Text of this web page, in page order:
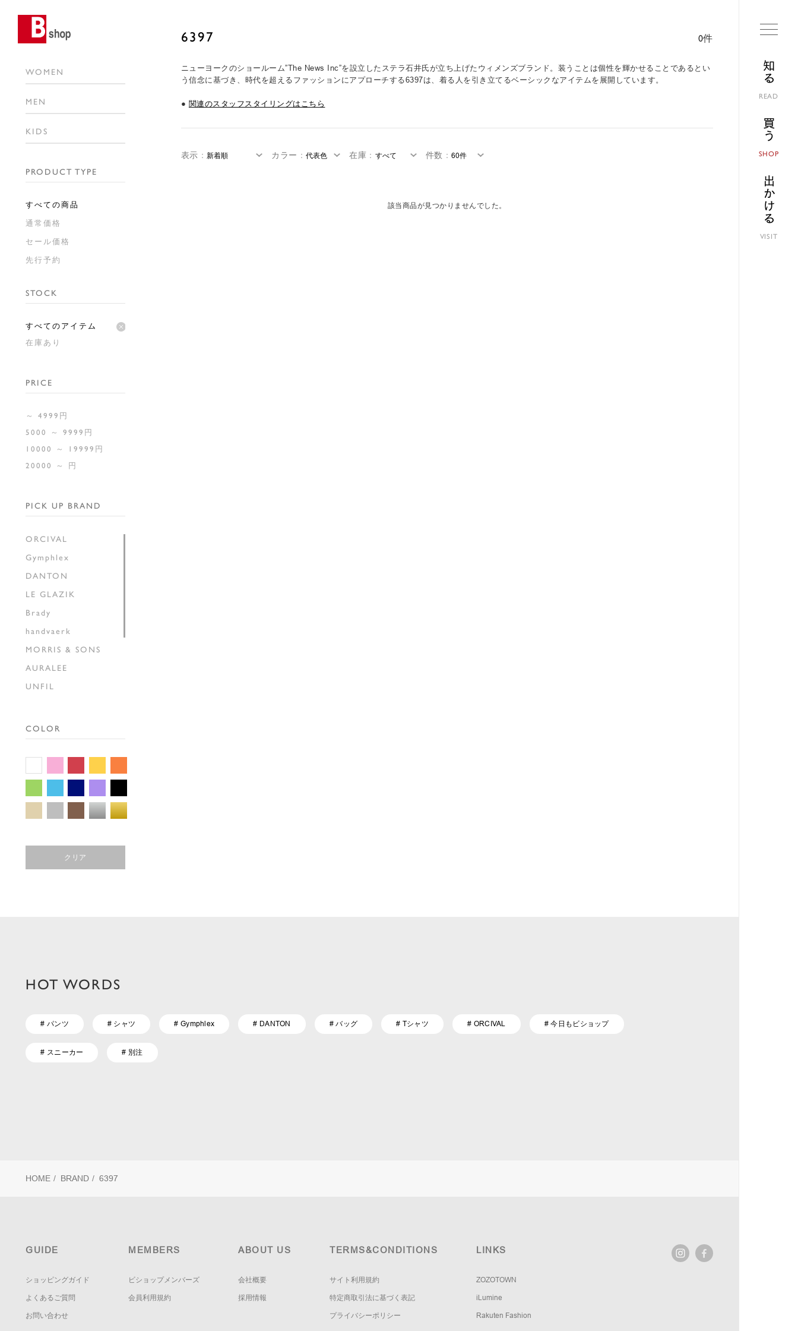
知る
READ
買う
SHOP
出かける
VISIT
6397 0件
ニューヨークのショールーム”The News Inc”を設立したステラ石井氏が立ち上げたウィメンズブランド。装うことは個性を輝かせることであるとい
う信念に基づき、時代を超えるファッションにアプローチする6397は、着る人を引き立てるベーシックなアイテムを展開しています。
● 関連のスタッフスタイリングはこちら
WOMEN
MEN
KIDS
PRODUCT TYPE
すべての商品
通常価格
セール価格
先行予約
STOCK
すべてのアイテム
在庫あり
PRICE
～ 4999円
5000 ～ 9999円
10000 ～ 19999円
20000 ～ 円
PICK UP BRAND
ORCIVAL
Gymphlex
DANTON
LE GLAZIK
Brady
handvaerk
MORRIS & SONS
AURALEE
UNFIL
SEDAN ALL-PURPOSE
THE SHINZONE
GALLEGO
COLOR
クリア
表示 ： カラー ： 在庫 ： 件数 ：
該当商品が見つかりませんでした。
HOT WORDS
# パンツ # シャツ # Gymphlex # DANTON # バッグ # Tシャツ # ORCIVAL # 今日もビショップ
# スニーカー # 別注
HOME / BRAND / 6397
GUIDE
ショッピングガイド
よくあるご質問
お問い合わせ
MEMBERS
ビショップメンバーズ
会員利用規約
ABOUT US
会社概要
採用情報
TERMS&CONDITIONS
サイト利用規約
特定商取引法に基づく表記
プライバシーポリシー
LINKS
ZOZOTOWN
iLumine
Rakuten Fashion